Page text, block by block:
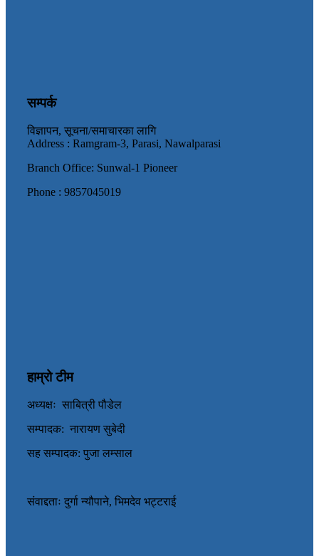
सम्पर्क
विज्ञापन, सूचना/समाचारका लागि
Address : Ramgram-3, Parasi, Nawalparasi
Branch Office: Sunwal-1 Pioneer
Phone : 9857045019
हाम्रो टीम
अध्यक्षः साबित्री पौडेल
सम्पादक: नारायण सुबेदी
सह सम्पादक: पुजा लम्साल
संवाद्दताः दुर्गा न्यौपाने, भिमदेव भट्टराई